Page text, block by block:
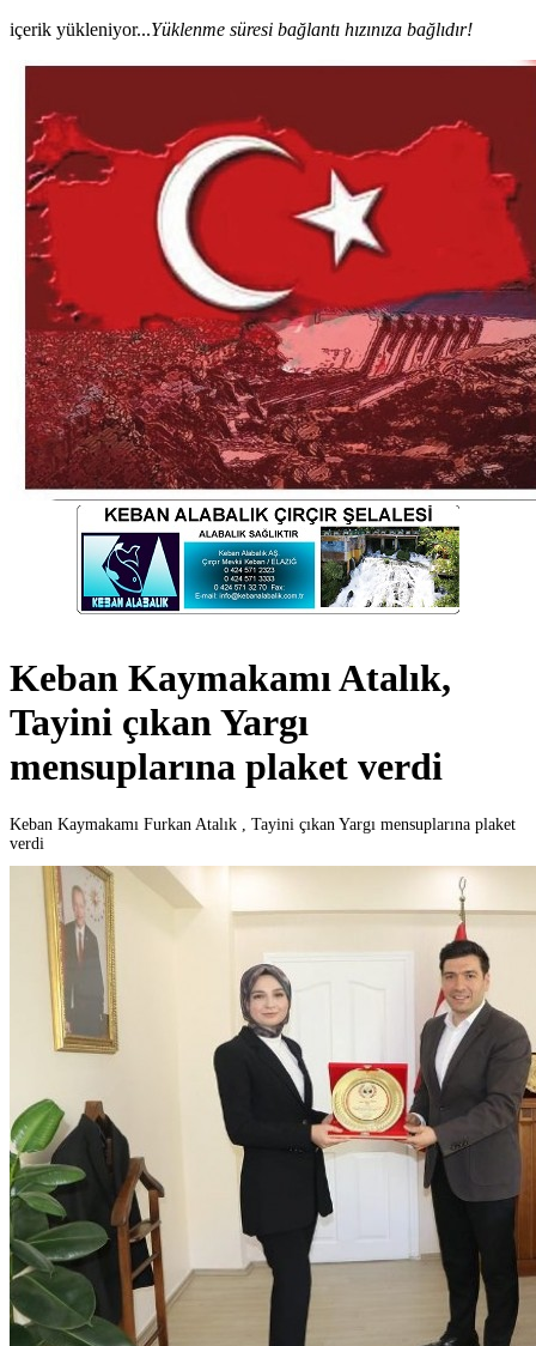
içerik yükleniyor...Yüklenme süresi bağlantı hızınıza bağlıdır!
Keban Kaymakamı Atalık,
Tayini çıkan Yargı
mensuplarına plaket verdi
Keban Kaymakamı Furkan Atalık , Tayini çıkan Yargı mensuplarına plaket
verdi